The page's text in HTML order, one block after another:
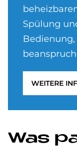
Spülung
WEITERE
Was